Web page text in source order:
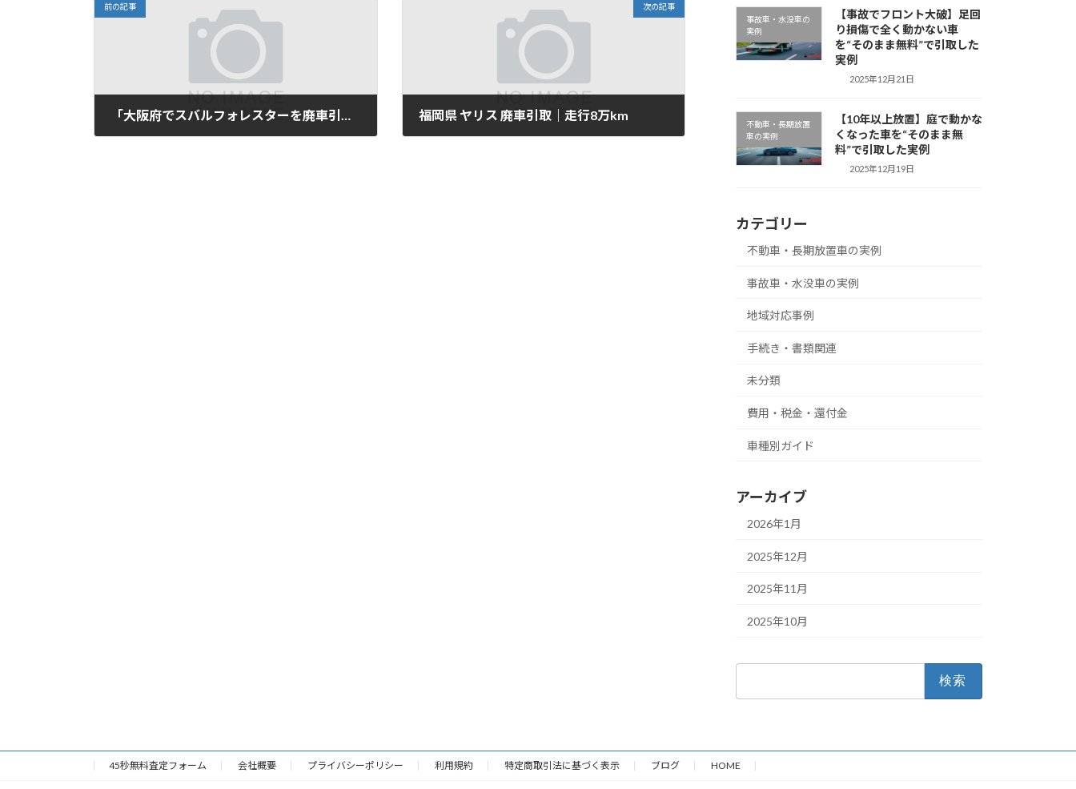
前の記事
「大阪府でスバルフォレスターを廃車引取｜走行10万km」
次の記事
福岡県 ヤリス 廃車引取｜走行8万km
事故車・水没車の
実例
【事故でフロント大破】足回
り損傷で全く動かない車
を“そのまま無料”で引取した
実例
2025年12月21日
不動車・長期放置
車の実例
【10年以上放置】庭で動かな
くなった車を“そのまま無
料”で引取した実例
2025年12月19日
カテゴリー
不動車・長期放置車の実例
事故車・水没車の実例
地域対応事例
手続き・書類関連
未分類
費用・税金・還付金
車種別ガイド
アーカイブ
2026年1月
2025年12月
2025年11月
2025年10月
45秒無料査定フォーム 会社概要 プライバシーポリシー 利用規約 特定商取引法に基づく表示 ブログ HOME